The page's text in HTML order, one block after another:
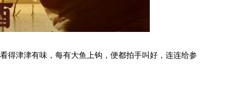
得津津有味，每有大鱼上钩，便都拍手叫好，连连给参